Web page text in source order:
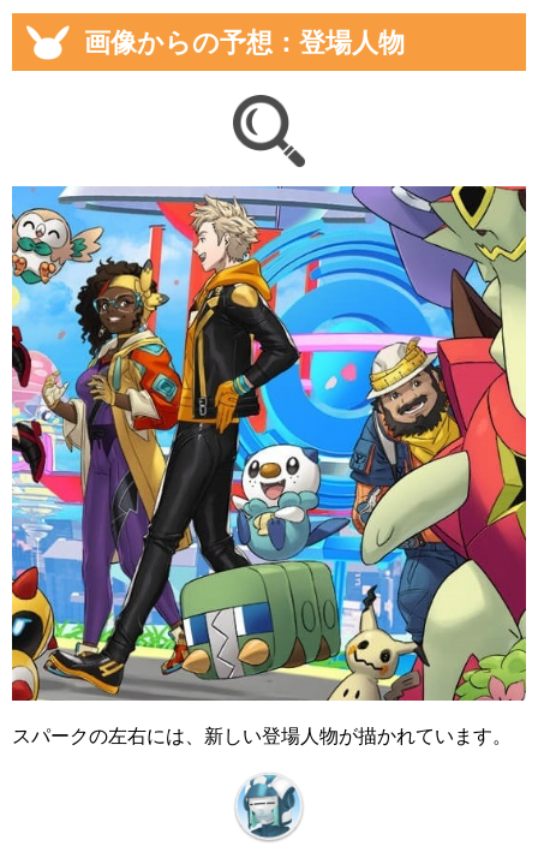
画像からの予想：登場人物
スパークの左右には、新しい登場人物が描かれています。